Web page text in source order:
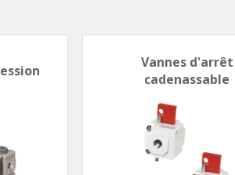
Vannes d'arrêt
cadenassable